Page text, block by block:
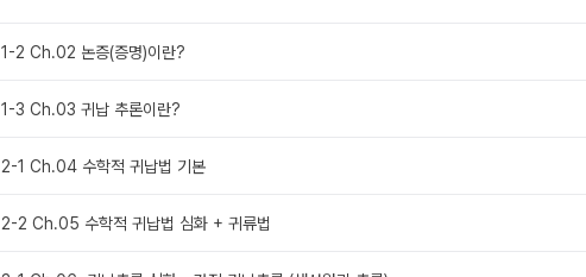
1-2 Ch.02 논증(증명)이란?
1-3 Ch.03 귀납 추론이란?
2-1 Ch.04 수학적 귀납법 기본
2-2 Ch.05 수학적 귀납법 심화 + 귀류법